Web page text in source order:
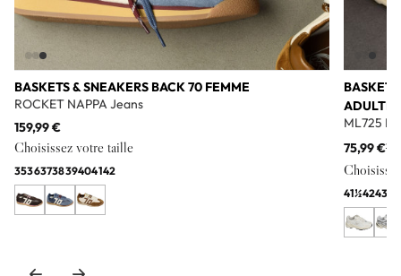
BASKETS & SNEAKERS BACK 70 FEMME
ROCKET NAPPA Jeans
159,99 €
Choisissez votre taille
3536373839404142
ADULTE
ML725
75,99 €
41½4243